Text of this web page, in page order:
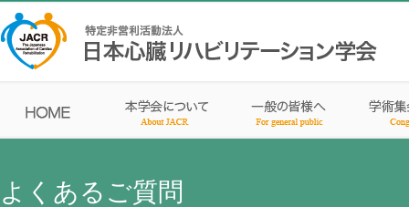
よくあるご質問